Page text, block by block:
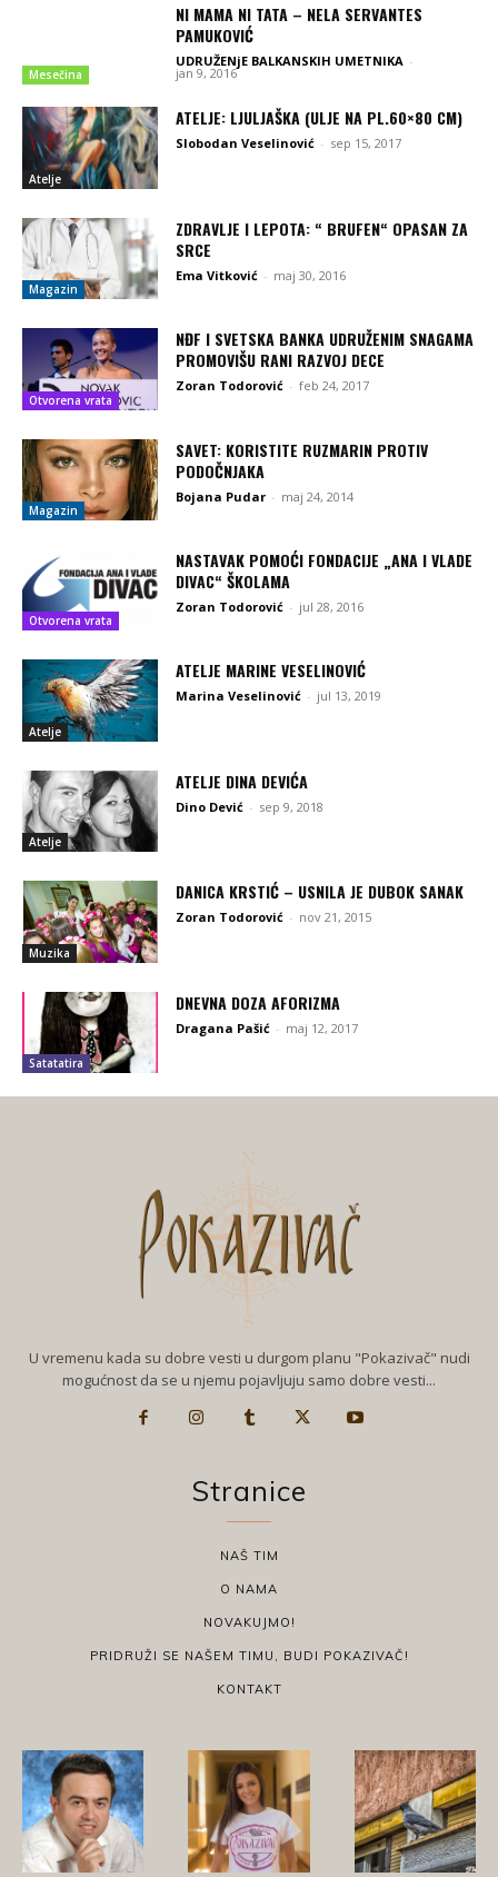
Mesečina
NI MAMA NI TATA – NELA SERVANTES
PAMUKOVIĆ
UDRUŽENjE BALKANSKIH UMETNIKA -
jan 9, 2016
Atelje
ATELJE: LJULJAŠKA (ULJE NA PL.60×80 CM)
Slobodan Veselinović - sep 15, 2017
Magazin
ZDRAVLJE I LEPOTA: “ BRUFEN“ OPASAN ZA
SRCE
Ema Vitković - maj 30, 2016
Otvorena vrata
NĐF I SVETSKA BANKA UDRUŽENIM SNAGAMA
PROMOVIŠU RANI RAZVOJ DECE
Zoran Todorović - feb 24, 2017
Magazin
SAVET: KORISTITE RUZMARIN PROTIV
PODOČNJAKA
Bojana Pudar - maj 24, 2014
Otvorena vrata
NASTAVAK POMOĆI FONDACIJE „ANA I VLADE
DIVAC“ ŠKOLAMA
Zoran Todorović - jul 28, 2016
Atelje
ATELJE MARINE VESELINOVIĆ
Marina Veselinović - jul 13, 2019
Atelje
ATELJE DINA DEVIĆA
Dino Dević - sep 9, 2018
Muzika
DANICA KRSTIĆ – USNILA JE DUBOK SANAK
Zoran Todorović - nov 21, 2015
Satatatira
DNEVNA DOZA AFORIZMA
Dragana Pašić - maj 12, 2017
U vremenu kada su dobre vesti u durgom planu "Pokazivač" nudi
mogućnost da se u njemu pojavljuju samo dobre vesti...
Stranice
NAŠ TIM
O NAMA
NOVAKUJMO!
PRIDRUŽI SE NAŠEM TIMU, BUDI POKAZIVAČ!
KONTAKT